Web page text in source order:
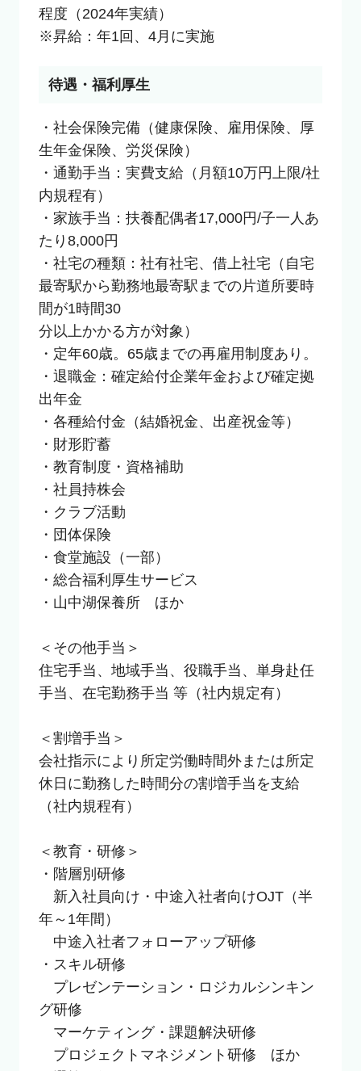
程度（2024年実績）
※昇給：年1回、4月に実施
待遇・福利厚生
・社会保険完備（健康保険、雇用保険、厚
生年金保険、労災保険）
・通勤手当：実費支給（月額10万円上限/社
内規程有）
・家族手当：扶養配偶者17,000円/子一人あ
たり8,000円
・社宅の種類：社有社宅、借上社宅（自宅
最寄駅から勤務地最寄駅までの片道所要時
間が1時間30
分以上かかる方が対象）
・定年60歳。65歳までの再雇用制度あり。
・退職金：確定給付企業年金および確定拠
出年金
・各種給付金（結婚祝金、出産祝金等）
・財形貯蓄
・教育制度・資格補助
・社員持株会
・クラブ活動
・団体保険
・食堂施設（一部）
・総合福利厚生サービス
・山中湖保養所　ほか
＜その他手当＞
住宅手当、地域手当、役職手当、単身赴任
手当、在宅勤務手当 等（社内規定有）
＜割増手当＞
会社指示により所定労働時間外または所定
休日に勤務した時間分の割増手当を支給
（社内規程有）
＜教育・研修＞
・階層別研修
新入社員向け・中途入社者向けOJT（半
年～1年間）
中途入社者フォローアップ研修
・スキル研修
プレゼンテーション・ロジカルシンキン
グ研修
マーケティング・課題解決研修
プロジェクトマネジメント研修　ほか